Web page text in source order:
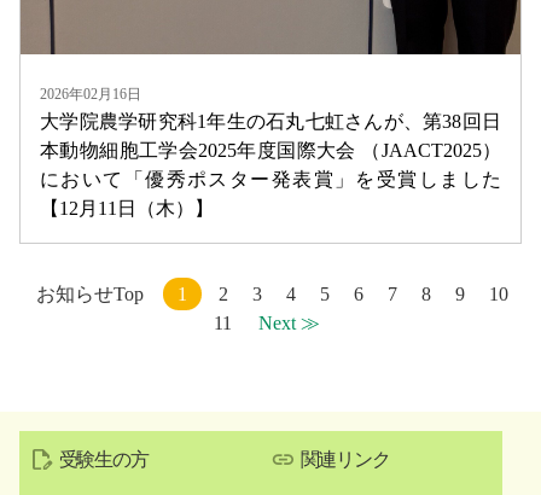
2026年02月16日
大学院農学研究科1年生の石丸七虹さんが、第38回日
本動物細胞工学会2025年度国際大会 （JAACT2025）
において「優秀ポスター発表賞」を受賞しました
【12月11日（木）】
お知らせTop 1 2 3 4 5 6 7 8 9
10
11
Next ≫
受験生の方 関連リンク